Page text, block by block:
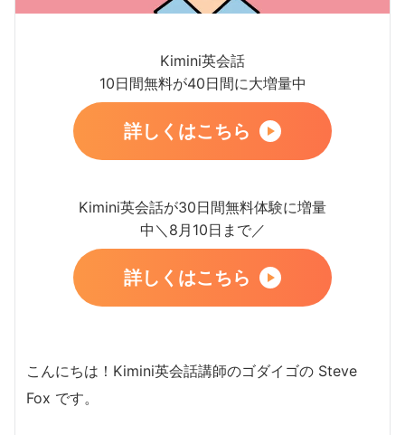
Kimini英会話
10日間無料が40日間に大増量中
詳しくはこちら
Kimini英会話が30日間無料体験に増量
中＼8月10日まで／
詳しくはこちら
こんにちは！Kimini英会話講師のゴダイゴの Steve
Fox です。